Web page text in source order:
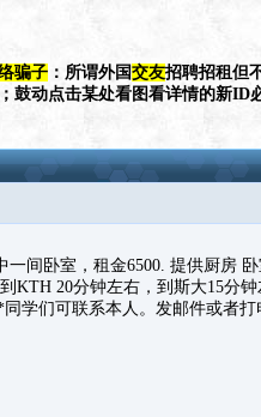
骗子 ：所谓外国交友招聘招租但
鼓动点击某处看图看详情的新ID
间卧室，租金6500. 提供厨房
KTH 20分钟左右，到斯大15分
学们可联系本人。发邮件或者打